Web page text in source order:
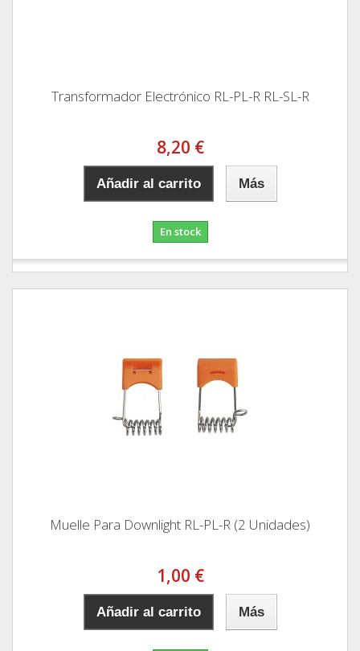
Transformador Electrónico RL-PL-R RL-SL-R
8,20 €
Añadir al carrito Más
En stock
Muelle Para Downlight RL-PL-R (2 Unidades)
1,00 €
Añadir al carrito Más